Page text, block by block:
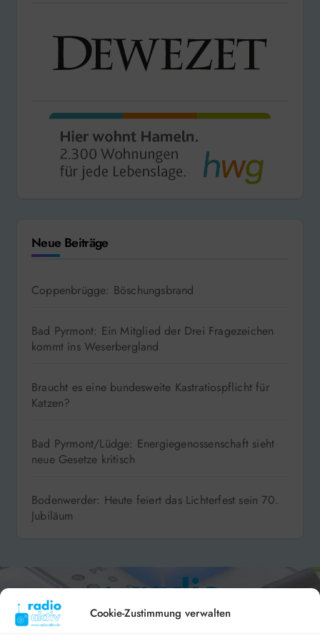
Cookie-Zustimmung verwalten
Neue Beiträge
Coppenbrügge: Böschungsbrand
Bad Pyrmont: Ein Mitglied der Drei Fragezeichen
kommt ins Weserbergland
Braucht es eine bundesweite Kastratiospflicht für
Katzen?
Bad Pyrmont/Lüdge: Energiegenossenschaft sieht
neue Gesetze kritisch
Bodenwerder: Heute feiert das Lichterfest sein 70.
Jubiläum